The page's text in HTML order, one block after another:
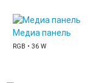
Медиа панель
RGB • 36 W